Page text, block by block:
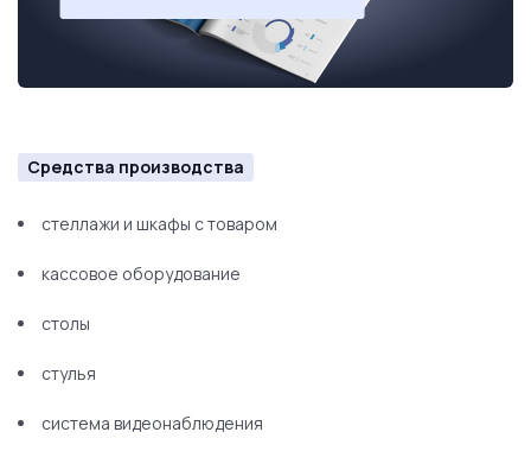
Средства производства
стеллажи и шкафы с товаром
кассовое оборудование
столы
стулья
система видеонаблюдения